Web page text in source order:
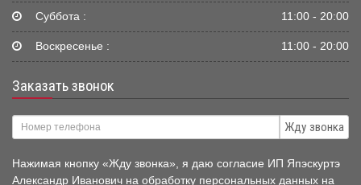
Суббота : 11:00 - 20:00
Воскресенье : 11:00 - 20:00
Заказать звонок
Жду звонка
Нажимая кнопку «Жду звонка», я даю согласие ИП Япэскуртэ
Александр Иванович на обработку персональных данных на